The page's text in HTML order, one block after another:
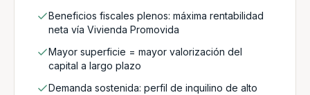
Beneficios fiscales plenos: máxima rentabilidad
neta vía Vivienda Promovida
Mayor superficie = mayor valorización del
capital a largo plazo
Demanda sostenida: perfil de inquilino de alto